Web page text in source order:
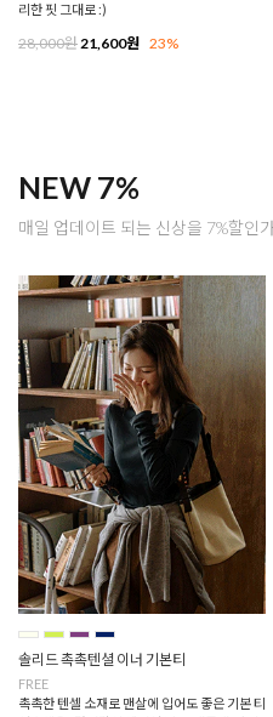
리한 핏 그대로 :)
28,000원21,600원 23%
NEW 7%
매일 업데이트 되는 신상을 7%할인
솔리드 촉촉텐셜 이너 기본티
FREE
촉촉한 텐셀 소재로 맨살에 입어도 좋은 기본 티